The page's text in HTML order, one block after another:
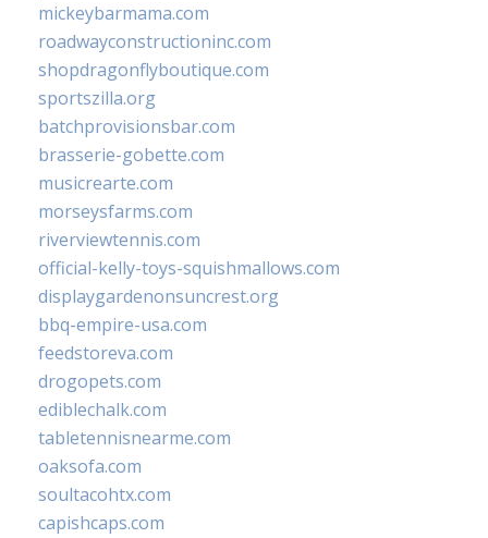
mickeybarmama.com
roadwayconstructioninc.com
shopdragonflyboutique.com
sportszilla.org
batchprovisionsbar.com
brasserie-gobette.com
musicrearte.com
morseysfarms.com
riverviewtennis.com
official-kelly-toys-squishmallows.com
displaygardenonsuncrest.org
bbq-empire-usa.com
feedstoreva.com
drogopets.com
ediblechalk.com
tabletennisnearme.com
oaksofa.com
soultacohtx.com
capishcaps.com